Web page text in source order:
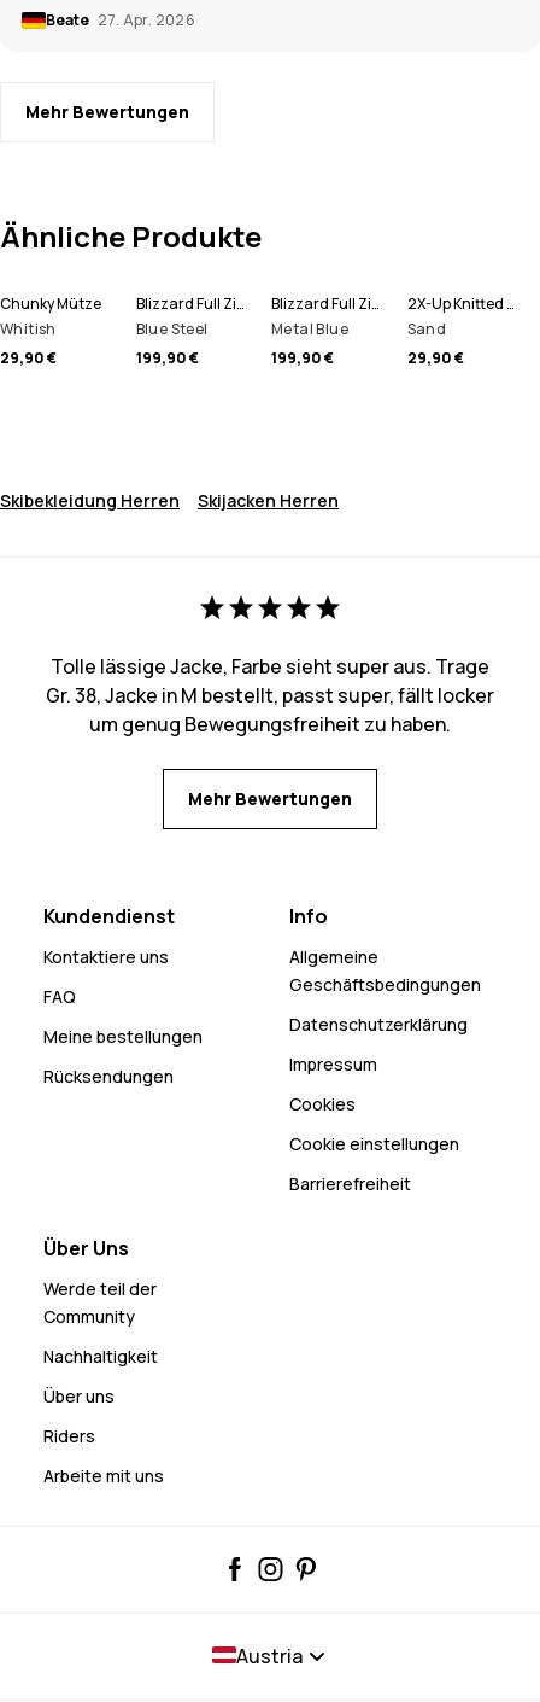
Beate 27. Apr. 2026
Mehr Bewertungen
Ähnliche Produkte
Chunky Mütze
Whitish
29,90 €
Blizzard Full Zip Snowboardjacke Herren
Blue Steel
199,90 €
Blizzard Full Zip Skijacke Herren
Metal Blue
199,90 €
2X-Up Knitted Schlauchtuch
Sand
29,90 €
Skibekleidung Herren Skijacken Herren
Tolle lässige Jacke, Farbe sieht super aus. Trage
Gr. 38, Jacke in M bestellt, passt super, fällt locker
um genug Bewegungsfreiheit zu haben.
Mehr Bewertungen
Kundendienst
Kontaktiere uns
FAQ
Meine bestellungen
Rücksendungen
Info
Allgemeine
Geschäftsbedingungen
Datenschutzerklärung
Impressum
Cookies
Cookie einstellungen
Barrierefreiheit
Über Uns
Werde teil der
Community
Nachhaltigkeit
Über uns
Riders
Arbeite mit uns
Austria